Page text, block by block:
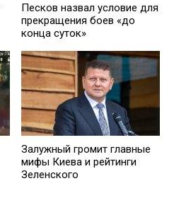
Песков назвал условие для
прекращения боев «до
конца суток»
Залужный громит главные
мифы Киева и рейтинги
Зеленского